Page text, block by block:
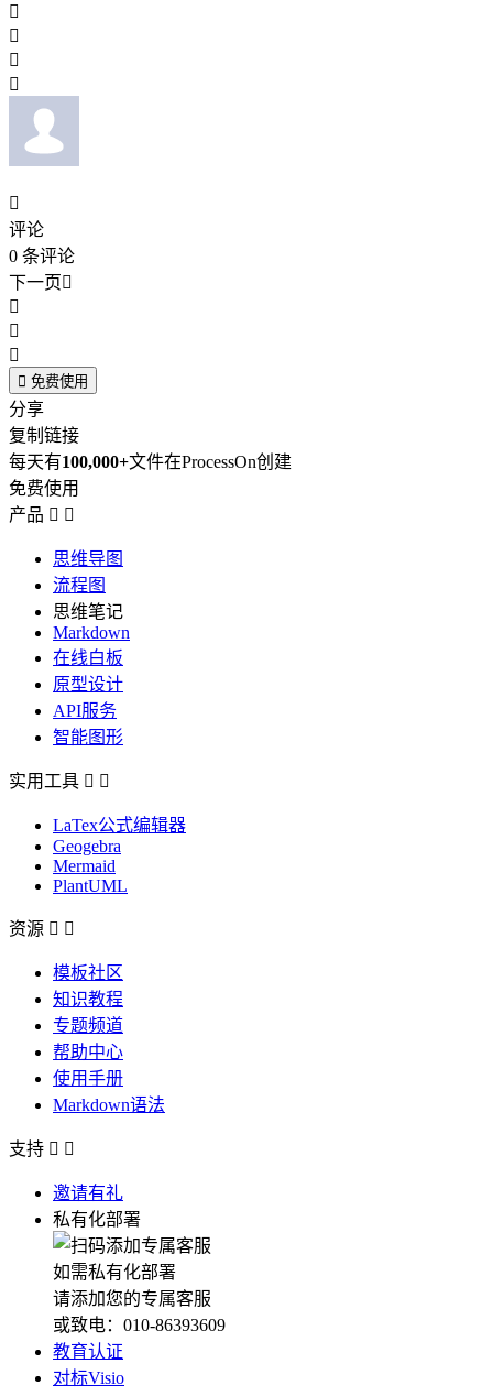





评论
0 条评论
下一页



 免费使用
分享
复制链接
每天有100,000+文件在ProcessOn创建
免费使用
产品  
思维导图
流程图
思维笔记
Markdown
在线白板
原型设计
API服务
智能图形
实用工具  
LaTex公式编辑器
Geogebra
Mermaid
PlantUML
资源  
模板社区
知识教程
专题频道
帮助中心
使用手册
Markdown语法
支持  
邀请有礼
私有化部署
如需私有化部署
请添加您的专属客服
或致电：010-86393609
教育认证
对标Visio